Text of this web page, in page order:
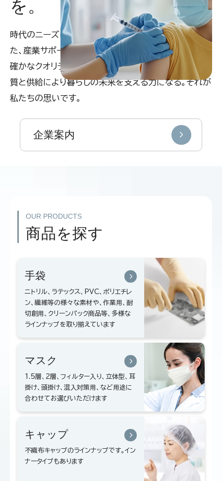
を。
時代のニーズに合わせ素材や形状を徹底的に追求し
た、 産業サポートグッズを開発販売しています。
確かなクオリティで、企業や働く人々に安全・安定の品
質と供給により暮らしの未来を支える力になる。それが
私たちの思いです。
企業案内
OUR PRODUCTS
商品を探す
手袋
ニトリル、ラテックス、PVC、ポリエチレ
ン、繊維等の様々な素材や、作業用、耐
切創用、クリーンパック商品等、多様な
ラインナップを取り揃えています
マスク
1.5層、2層、フィルター入り、立体型、耳
掛け、頭掛け、混入対策用、など用途に
合わせてお選びいただけます
キャップ
不織布キャップのラインナップです。イン
ナータイプもあります